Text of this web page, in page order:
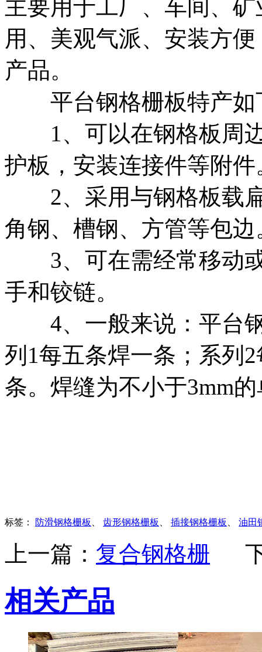
主要用于工厂、车间、
用、美观气派、安装方
产品。
平台钢格栅板特产如
1、可以在钢格板周边
护板，安装连接件等附件
2、采用与钢格板载扁
角钢、槽钢、方管等包边
3、可在需经常移动或
手和铰链。
4、一般来说：平台钢
列1每五条焊一条；系列
条。焊缝为不小于3mm
标签： 防滑钢格栅板 、 齿形钢格栅板 、 插接钢格栅板 、 油田
上一篇： 复合钢格栅
相关产品